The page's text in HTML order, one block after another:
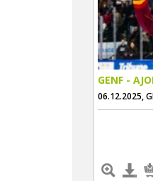
GENF -
06.12.2025,